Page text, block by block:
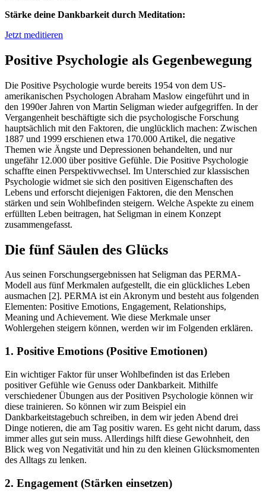
Stärke deine Dankbarkeit durch Meditation:
Jetzt meditieren
Positive Psychologie als Gegenbewegung
Die Positive Psychologie wurde bereits 1954 von dem US-
amerikanischen Psychologen Abraham Maslow eingeführt und in
den 1990er Jahren von Martin Seligman wieder aufgegriffen. In der
Vergangenheit beschäftigte sich die psychologische Forschung
hauptsächlich mit den Faktoren, die unglücklich machen: Zwischen
1887 und 1999 erschienen etwa 170.000 Artikel, die negative
Themen wie Ängste und Depressionen behandelten, und nur
ungefähr 12.000 über positive Gefühle. Die Positive Psychologie
schaffte einen Perspektivwechsel. Im Unterschied zur klassischen
Psychologie widmet sie sich den positiven Eigenschaften des
Lebens und erforscht diejenigen Faktoren, die den Menschen
stärken und sein Wohlbefinden steigern. Welche Aspekte zu einem
erfüllten Leben beitragen, hat Seligman in einem Konzept
zusammengefasst.
Die fünf Säulen des Glücks
Aus seinen Forschungsergebnissen hat Seligman das PERMA-
Modell aus fünf Merkmalen aufgestellt, die ein glückliches Leben
ausmachen [2]. PERMA ist ein Akronym und besteht aus folgenden
Elementen: Positive Emotions, Engagement, Relationships,
Meaning und Achievement. Wie diese Merkmale unser
Wohlergehen steigern können, werden wir im Folgenden erklären.
1. Positive Emotions (Positive Emotionen)
Ein wichtiger Faktor für unser Wohlbefinden ist das Erleben
positiver Gefühle wie Genuss oder Dankbarkeit. Mithilfe
verschiedener Übungen aus der Positiven Psychologie können wir
diese trainieren. So können wir zum Beispiel ein
Dankbarkeitstagebuch schreiben, in dem wir jeden Abend drei
Dinge notieren, die am Tag positiv waren. Es geht nicht darum, dass
immer alles gut sein muss. Allerdings hilft diese Gewohnheit, den
Blick weg von Negativität und hin zu den kleinen Glücksmomenten
des Alltags zu lenken.
2. Engagement (Stärken einsetzen)